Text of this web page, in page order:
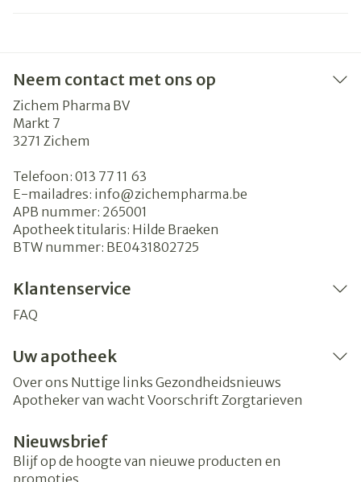
Neem contact met ons op
Zichem Pharma BV
Markt 7
3271 Zichem
Telefoon: 013 77 11 63
E-mailadres: info@zichempharma.be
APB nummer: 265001
Apotheek titularis: Hilde Braeken
BTW nummer: BE0431802725
Klantenservice
FAQ
Uw apotheek
Over ons Nuttige links Gezondheidsnieuws
Apotheker van wacht Voorschrift Zorgtarieven
Nieuwsbrief
Blijf op de hoogte van nieuwe producten en
promoties